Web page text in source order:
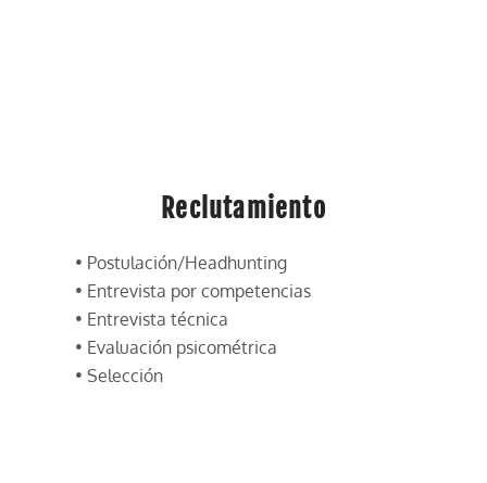
Reclutamiento
• Postulación/Headhunting
• Entrevista por competencias
• Entrevista técnica
• Evaluación psicométrica
• Selección